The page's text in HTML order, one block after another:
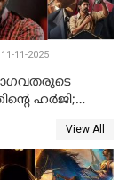
11-2025
ഹര്‍ജി;
നോട്ടീസ്‌View All